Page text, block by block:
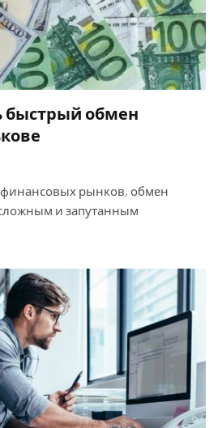
быстрый обмен
рынков, обмен
и запутанным